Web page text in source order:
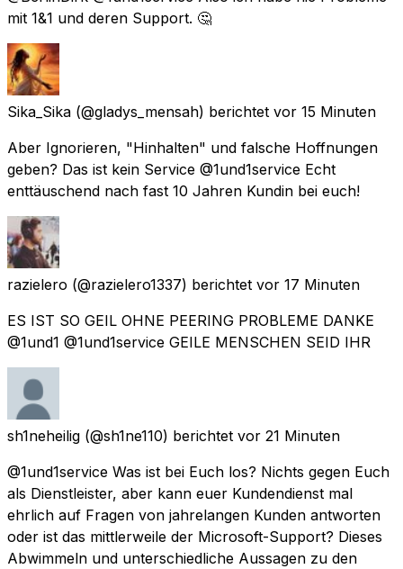
mit 1&1 und deren Support. 🤔
Sika_Sika (@gladys_mensah) berichtet vor 15 Minuten
Aber Ignorieren, "Hinhalten" und falsche Hoffnungen
geben? Das ist kein Service @1und1service Echt
enttäuschend nach fast 10 Jahren Kundin bei euch!
razielero (@razielero1337) berichtet vor 17 Minuten
ES IST SO GEIL OHNE PEERING PROBLEME DANKE
@1und1 @1und1service GEILE MENSCHEN SEID IHR
sh1neheilig (@sh1ne110) berichtet vor 21 Minuten
@1und1service Was ist bei Euch los? Nichts gegen Euch
als Dienstleister, aber kann euer Kundendienst mal
ehrlich auf Fragen von jahrelangen Kunden antworten
oder ist das mittlerweile der Microsoft-Support? Dieses
Abwimmeln und unterschiedliche Aussagen zu den